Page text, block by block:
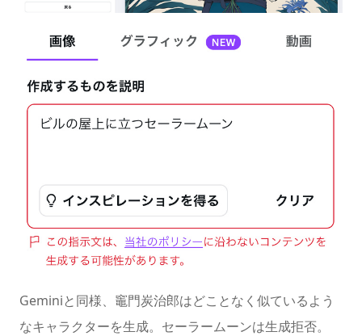
Geminiと同様、竈門炭治郎はどことなく似ているよう
なキャラクターを生成。セーラームーンは生成拒否。